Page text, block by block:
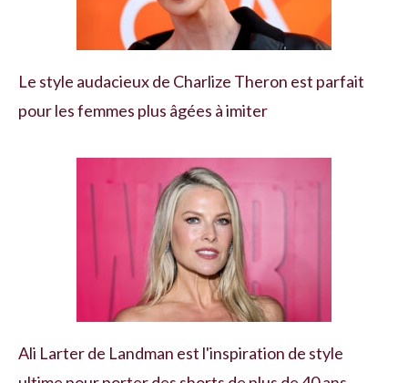
Le style audacieux de Charlize Theron est parfait
pour les femmes plus âgées à imiter
Ali Larter de Landman est l'inspiration de style